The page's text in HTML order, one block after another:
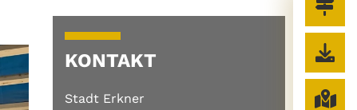
KONTAKT
Stadt Erkner